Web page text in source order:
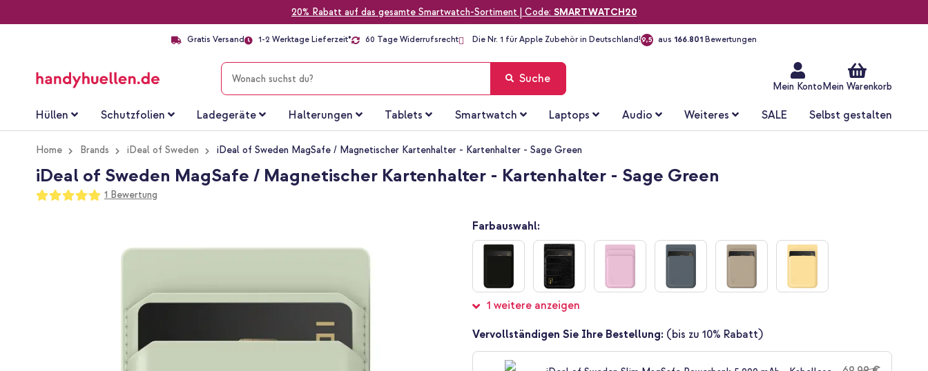
20% Rabatt auf das gesamte Smartwatch-Sortiment | Code: SMARTWATCH20
Gratis Versand 1-2 Werktage Lieferzeit* 60 Tage Widerrufsrecht Die Nr. 1 für Apple Zubehör in Deutschland!9,5 aus 166.801 Bewertungen
Mein Konto Mein Warenkorb
SUCHE Suche
Hüllen Schutzfolien Ladegeräte Halterungen Tablets Smartwatch Laptops Audio Weiteres SALE Selbst gestalten
Home Brands iDeal of Sweden iDeal of Sweden MagSafe / Magnetischer Kartenhalter - Kartenhalter - Sage Green
iDeal of Sweden MagSafe / Magnetischer Kartenhalter - Kartenhalter - Sage Green
Bewertung:
100
100
1 Bewertung
Farbauswahl:
1 weitere anzeigen
Vervollständigen Sie Ihre Bestellung: (bis zu 10% Rabatt)